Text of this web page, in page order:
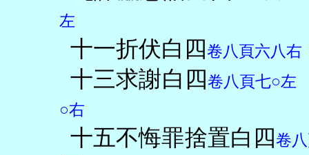
左
十一折伏白四 卷八頁六八右
十三求謝白四 卷八頁七○左
○右
十五不悔罪捨置白四 卷